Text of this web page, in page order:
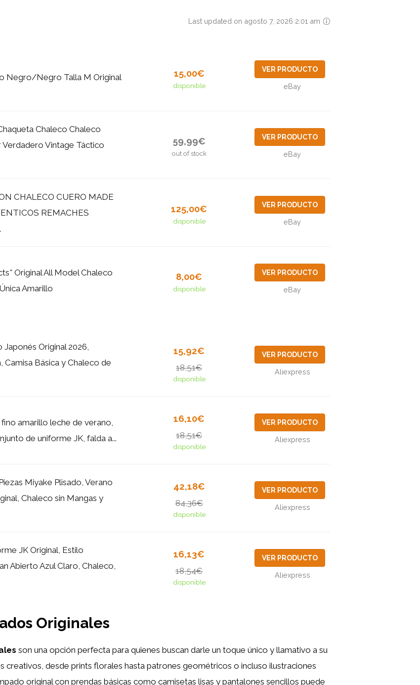
Last updated on agosto 7, 2026 2:01 am
Negro/Negro Talla M Original 15,00€
disponible
VER PRODUCTO
eBay
Chaleco Chaleco
Vintage Táctico
59,99€
out of stock
VER PRODUCTO
eBay
CHALECO CUERO MADE
REMACHES
125,00€
disponible
VER PRODUCTO
eBay
Original All Model Chaleco
Amarillo
8,00€
disponible
VER PRODUCTO
eBay
Original 2026,
Camisa Básica y Chaleco de
15,92€
18,51€
disponible
VER PRODUCTO
Aliexpress
amarillo leche de verano,
de uniforme JK, falda a...
16,10€
18,51€
disponible
VER PRODUCTO
Aliexpress
Miyake Plisado, Verano
Chaleco sin Mangas y
42,18€
84,36€
disponible
VER PRODUCTO
Aliexpress
JK Original, Estilo
Abierto Azul Claro, Chaleco,
16,13€
18,54€
disponible
VER PRODUCTO
Aliexpress
Originales
son una opción perfecta para quienes buscan darle un toque único y llamativo a su
creativos, desde prints florales hasta patrones geométricos o incluso ilustraciones
original con prendas básicas como camisetas lisas y pantalones sencillos puede